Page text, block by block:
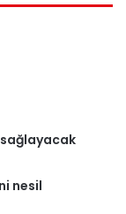
sağlayacak
nesil